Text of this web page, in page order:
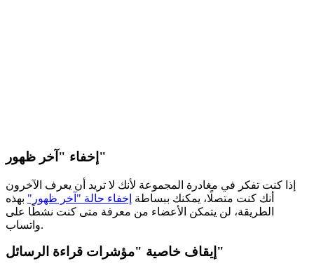
إخفاء "آخر ظهور"
إذا كنت تفكر في مغادرة المجموعة لأنك لا تريد أن يعرف الآخرون
أنك كنت متصلًا، يمكنك ببساطة إخفاء حالة "آخر ظهور" بهذه
الطريقة، لن يتمكن الأعضاء من معرفة متى كنت نشطًا على
واتساب.
إيقاف خاصية "مؤشرات قراءة الرسائل"